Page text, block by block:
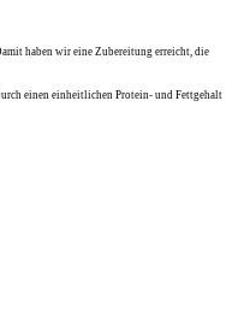
haben wir eine Zubereitung erreicht, die
einen einheitlichen Protein- und Fettgehalt